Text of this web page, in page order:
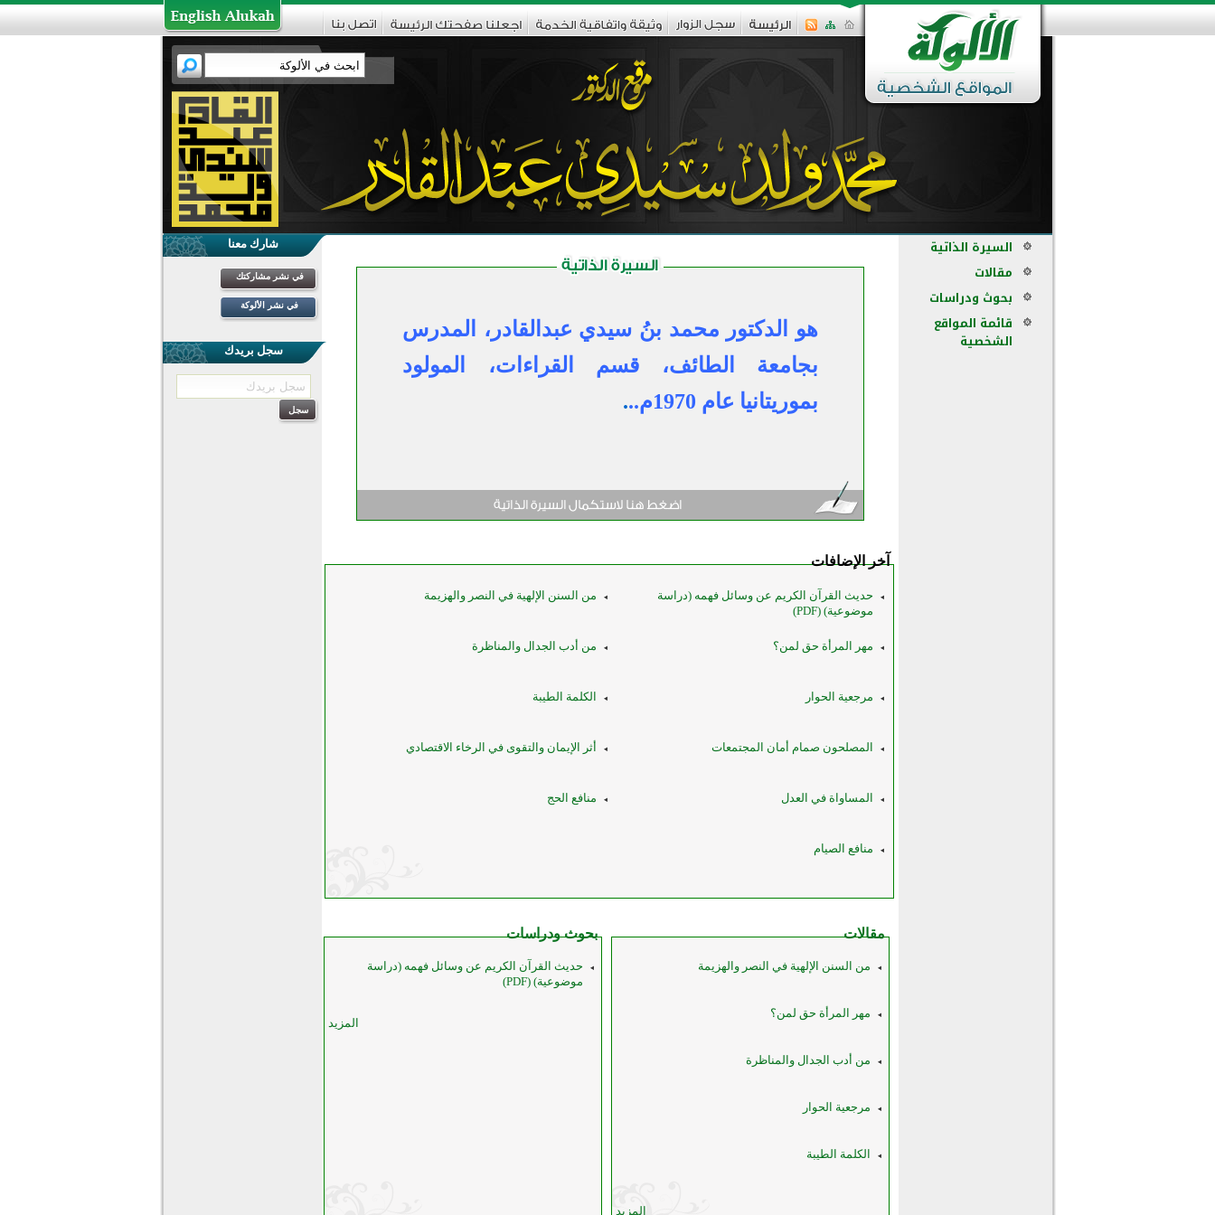
هو الدكتور محمد بنُ سيدي عبدالقادر، المدرس
بجامعة الطائف، قسم القراءات، المولود
بموريتانيا عام 1970م..
.
آخر الإضافات
حديث القرآن الكريم عن وسائل فهمه (دراسة
موضوعية) (PDF)
من السنن الإلهية في النصر والهزيمة
مهر المرأة حق لمن؟ من أدب الجدال والمناظرة
مرجعية الحوار الكلمة الطيبة
المصلحون صمام أمان المجتمعات أثر الإيمان والتقوى في الرخاء الاقتصادي
المساواة في العدل منافع الحج
منافع الصيام
مقالات
من السنن الإلهية في النصر والهزيمة
مهر المرأة حق لمن؟
من أدب الجدال والمناظرة
مرجعية الحوار
الكلمة الطيبة
المزيد
بحوث ودراسات
حديث القرآن الكريم عن وسائل فهمه (دراسة
موضوعية) (PDF)
المزيد
شارك معنا
في نشر مشاركتك
في نشر الألوكة
سجل بريدك
السيرة الذاتية
مقالات
بحوث ودراسات
قائمة المواقع
الشخصية